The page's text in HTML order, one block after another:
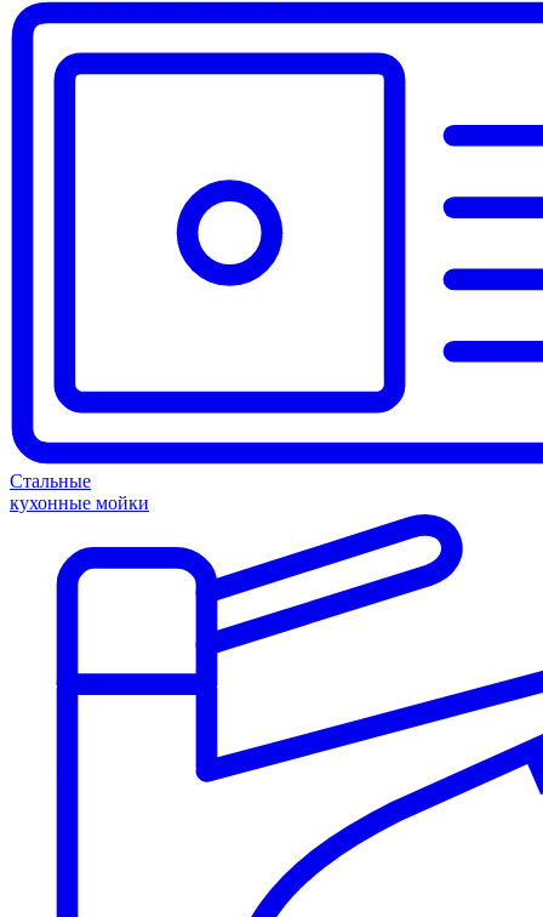
Стальные
кухонные мойки